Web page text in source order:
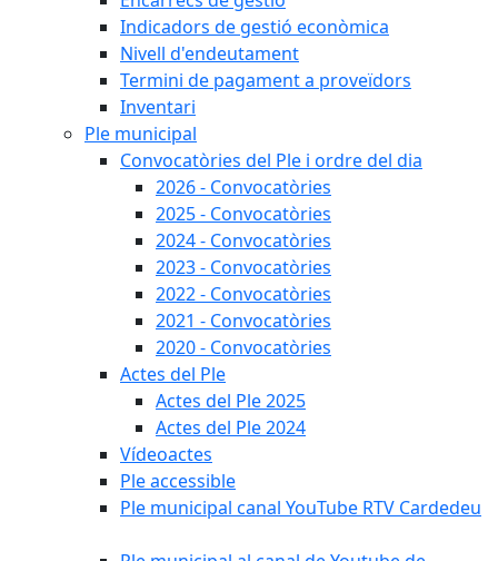
Indicadors de gestió econòmica
Nivell d'endeutament
Termini de pagament a proveïdors
Inventari
Ple municipal
Convocatòries del Ple i ordre del dia
2026 - Convocatòries
2025 - Convocatòries
2024 - Convocatòries
2023 - Convocatòries
2022 - Convocatòries
2021 - Convocatòries
2020 - Convocatòries
Actes del Ple
Actes del Ple 2025
Actes del Ple 2024
Vídeoactes
Ple accessible
Ple municipal canal YouTube RTV Cardedeu